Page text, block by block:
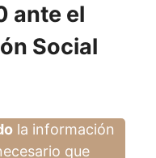
ante el
Social
la información
que